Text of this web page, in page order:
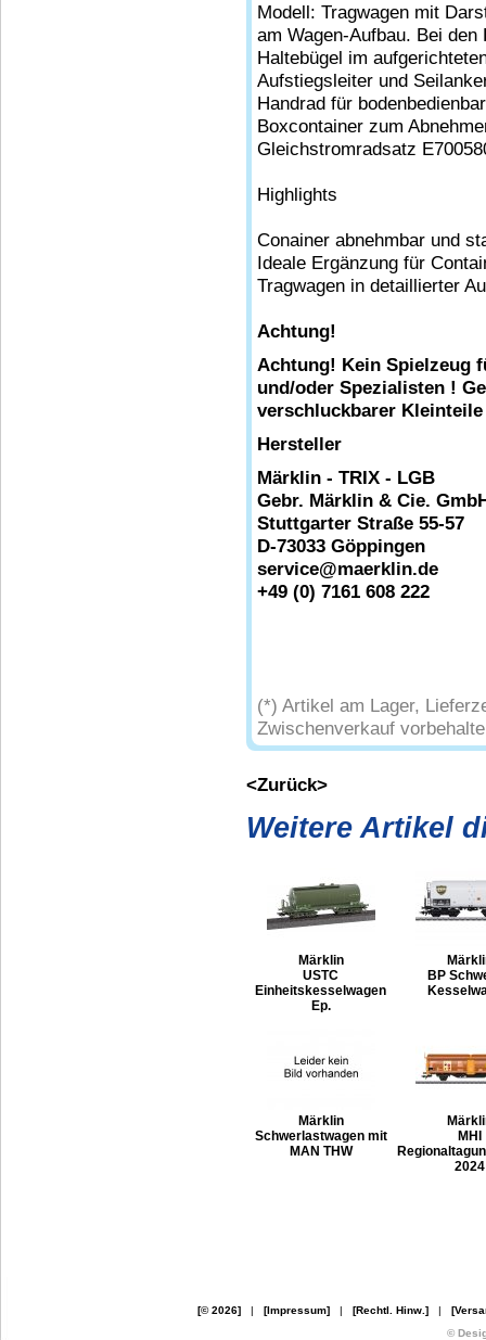
Modell: Tragwagen mit
am Wagen-Aufbau. Bei
Haltebügel im
Aufstiegsleiter und
Handrad für
Boxcontainer zum
Gleichstromradsatz
Highlights
Conainer abnehmbar und
Ideale Ergänzung für
Tragwagen in detaillierter
Achtung!
Achtung! Kein Spielzeug
und/oder Spezialisten !
verschluckbarer
Hersteller
Märklin - TRIX - LGB
Gebr. Märklin & Cie.
Stuttgarter Straße 55-57
D-73033 Göppingen
service@maerklin.de
+49 (0) 7161 608 222
(*) Artikel am Lager,
Zwischenverkauf
<Zurück>
Weitere Artikel
Märklin
USTC
Einheitskesselwagen
Ep.
BP
Märklin
Schwerlastwagen mit
MAN THW
MHI
2024
[© 2026] | [Impressum] | [Rechtl. Hinw.] |
©